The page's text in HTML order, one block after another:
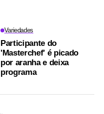
Variedades
Participante do
'Masterchef' é picado
por aranha e deixa
programa